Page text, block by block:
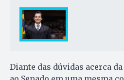
Diante das dúvidas acerca